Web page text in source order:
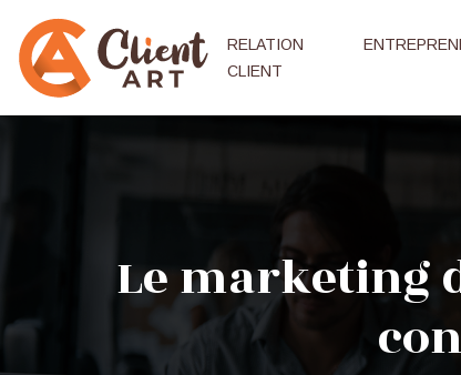
RELATION
CLIENT
Le marketing